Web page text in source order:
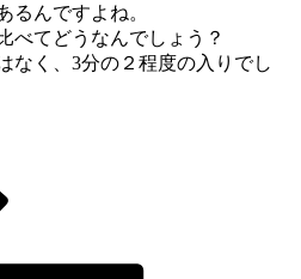
るんですよね。
べてどうなんでしょう？
なく、3分の２程度の入りでし